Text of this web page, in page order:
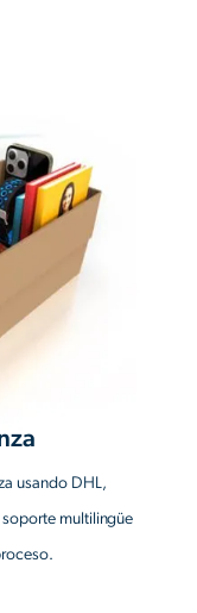
usando DHL,
soporte multilingüe